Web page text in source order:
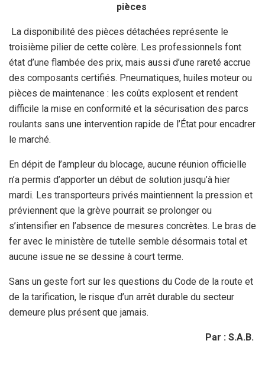
pièces
La disponibilité des pièces détachées représente le
troisième pilier de cette colère. Les professionnels font
état d’une flambée des prix, mais aussi d’une rareté accrue
des composants certifiés. Pneumatiques, huiles moteur ou
pièces de maintenance : les coûts explosent et rendent
difficile la mise en conformité et la sécurisation des parcs
roulants sans une intervention rapide de l’État pour encadrer
le marché.
En dépit de l’ampleur du blocage, aucune réunion officielle
n’a permis d’apporter un début de solution jusqu’à hier
mardi. Les transporteurs privés maintiennent la pression et
préviennent que la grève pourrait se prolonger ou
s’intensifier en l’absence de mesures concrètes. Le bras de
fer avec le ministère de tutelle semble désormais total et
aucune issue ne se dessine à court terme.
Sans un geste fort sur les questions du Code de la route et
de la tarification, le risque d’un arrêt durable du secteur
demeure plus présent que jamais.
Par : S.A.B.